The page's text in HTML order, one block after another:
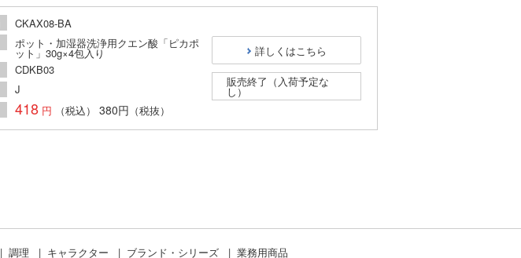
CKAX08-BA
ポット・加湿器洗浄用クエン酸「ピカポ
ット」30g×4包入り
CDKB03
J
418 （税込） 380円 （税抜）
詳しくはこちら
販売終了（入荷予定な
し）
調理 キャラクター ブランド・シリーズ 業務用商品